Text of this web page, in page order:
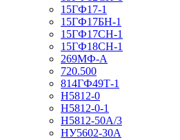
15ГФ17-1
15ГФ17БН-1
15ГФ17СН-1
15ГФ18СН-1
269МФ-А
720.500
814ГФ49Т-1
Н5812-0
Н5812-0-1
Н5812-50А/3
НУ5602-30А